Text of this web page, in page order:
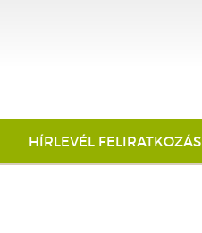
HÍRLEVÉL FELIRATKOZÁS